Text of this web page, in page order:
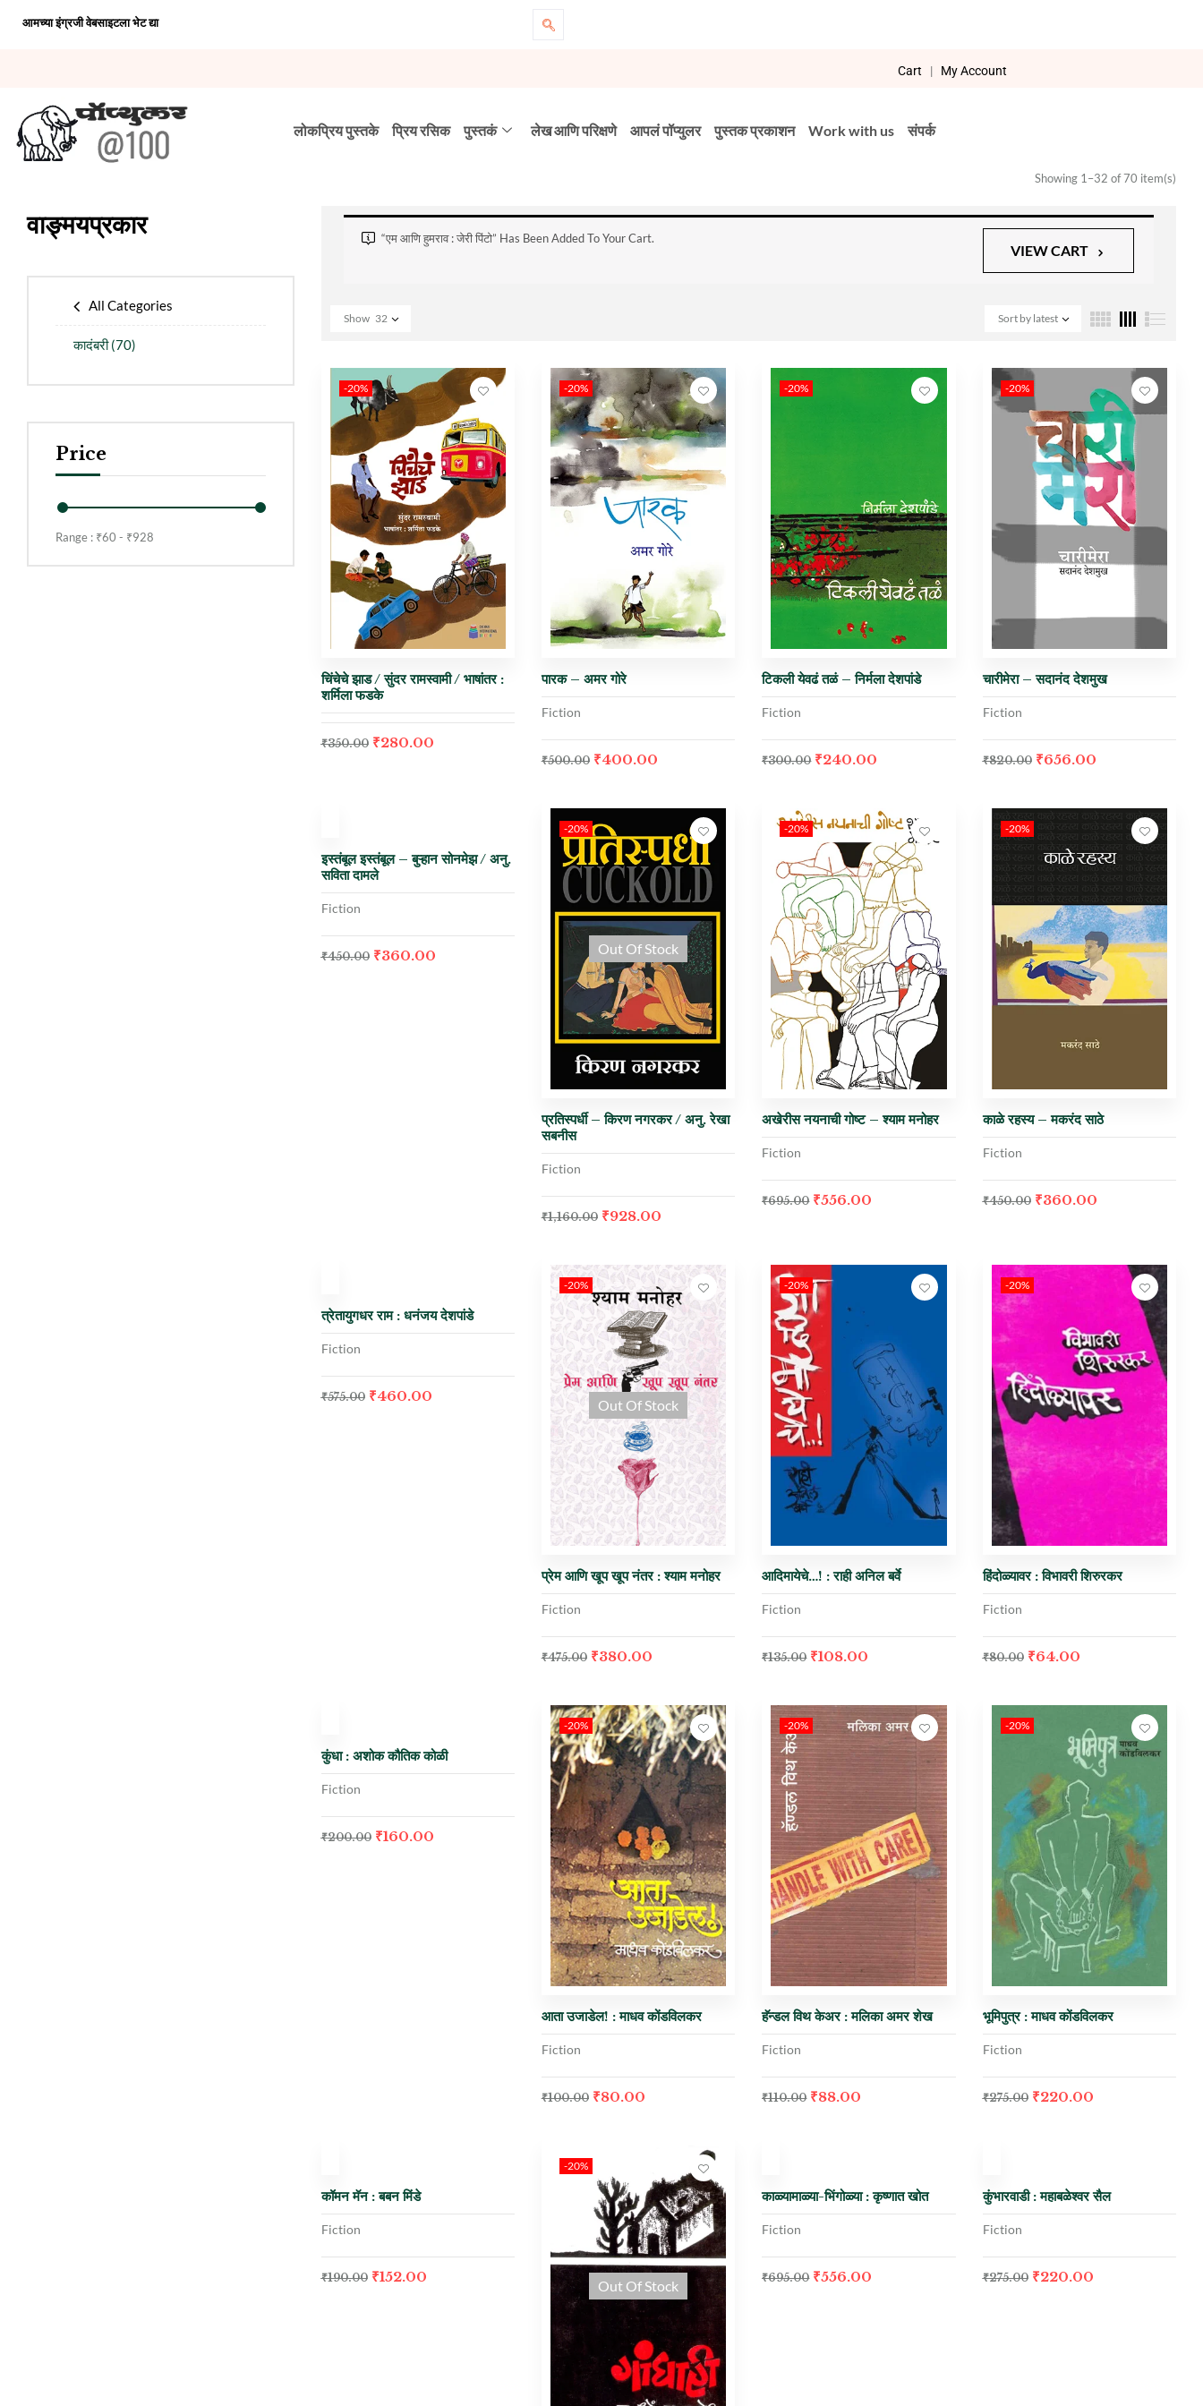
आमच्या इंग्रजी वेबसाइटला भेट द्या
Cart | My Account
लोकप्रिय पुस्तके प्रिय रसिक पुस्तकं लेख आणि परिक्षणे आपलं पॉप्युलर पुस्तक प्रकाशन Work with us संपर्क
वाङ्मयप्रकार
All Categories
कादंबरी(70)
Price
Range : ₹60 - ₹928
Showing 1–32 of 70 item(s)
“एम आणि हुमराव : जेरी पिंटो” Has Been Added To Your Cart.
VIEW CART
Sort by latest
Show 32
-20%
चिंचेचे झाड / सुंदर रामस्वामी / भाषांतर :
शर्मिला फडके
₹350.00 ₹280.00
-20%
पारक – अमर गोरे
Fiction
₹500.00 ₹400.00
-20%
टिकली येवढं तळं – निर्मला देशपांडे
Fiction
₹300.00 ₹240.00
-20%
चारीमेरा – सदानंद देशमुख
Fiction
₹820.00 ₹656.00
इस्तंबूल इस्तंबूल – बुऱ्हान सोनमेझ / अनु.
सविता दामले
Fiction
₹450.00 ₹360.00
-20%
Out Of Stock
प्रतिस्पर्धी – किरण नगरकर / अनु. रेखा
सबनीस
Fiction
₹1,160.00 ₹928.00
-20%
अखेरीस नयनाची गोष्ट – श्याम मनोहर
Fiction
₹695.00 ₹556.00
-20%
काळे रहस्य – मकरंद साठे
Fiction
₹450.00 ₹360.00
त्रेतायुगधर राम : धनंजय देशपांडे
Fiction
₹575.00 ₹460.00
-20%
Out Of Stock
प्रेम आणि खूप खूप नंतर : श्याम मनोहर
Fiction
₹475.00 ₹380.00
-20%
आदिमायेचे…! : राही अनिल बर्वे
Fiction
₹135.00 ₹108.00
-20%
हिंदोळ्यावर : विभावरी शिरुरकर
Fiction
₹80.00 ₹64.00
कुंधा : अशोक कौतिक कोळी
Fiction
₹200.00 ₹160.00
-20%
आता उजाडेल! : माधव कोंडविलकर
Fiction
₹100.00 ₹80.00
-20%
हॅन्डल विथ केअर : मलिका अमर शेख
Fiction
₹110.00 ₹88.00
-20%
भूमिपुत्र : माधव कोंडविलकर
Fiction
₹275.00 ₹220.00
कॉमन मॅन : बबन मिंडे
Fiction
₹190.00 ₹152.00
-20%
Out Of Stock
काळ्यामाळ्या-भिंगोळ्या : कृष्णात खोत
Fiction
₹695.00 ₹556.00
कुंभारवाडी : महाबळेश्वर सैल
Fiction
₹275.00 ₹220.00